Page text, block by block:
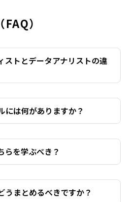
）
ストとデータアナリストの違
には何がありますか？
を学ぶべき？
うまとめるべきですか？